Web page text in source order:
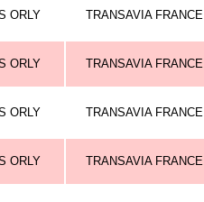
ORLY TRANSAVIA FRANCE
ORLY TRANSAVIA FRANCE
ORLY TRANSAVIA FRANCE
ORLY TRANSAVIA FRANCE